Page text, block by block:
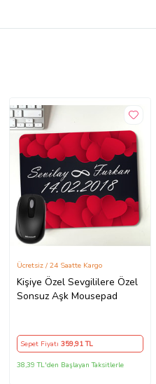
Kişiye Özel Sevgililere Özel
Sonsuz Aşk Mousepad
Ücretsiz / 24 Saatte Kargo
Sepet Fiyatı 359,91 TL
38,39 TL'den Başlayan Taksitlerle